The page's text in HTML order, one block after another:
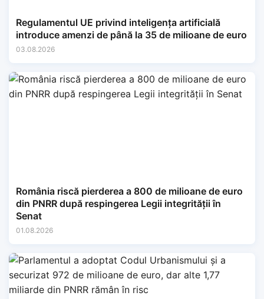
Regulamentul UE privind inteligența artificială
introduce amenzi de până la 35 de milioane de euro
03.08.2026
România riscă pierderea a 800 de milioane de euro
din PNRR după respingerea Legii integrității în
Senat
01.08.2026